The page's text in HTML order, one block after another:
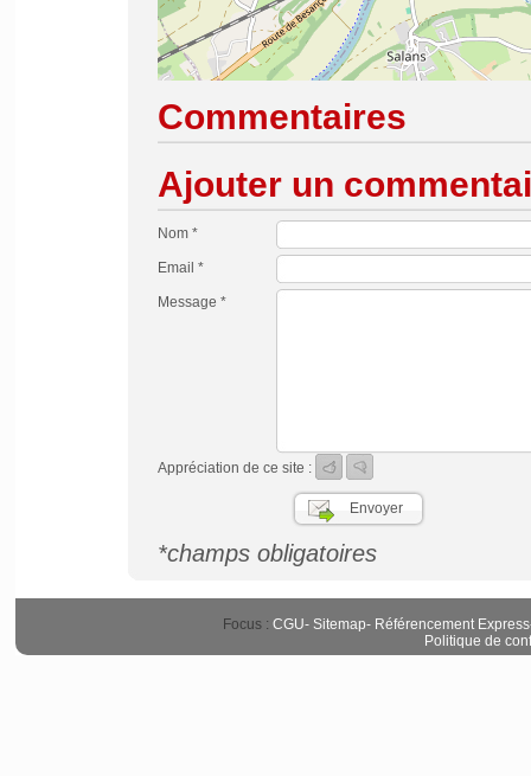
Commentaires
Ajouter un
Nom *
Email *
Message *
Appréciation de ce site :
*champs obligatoires
Focus : CGU- Sitemap- Référencement Express
Politique de